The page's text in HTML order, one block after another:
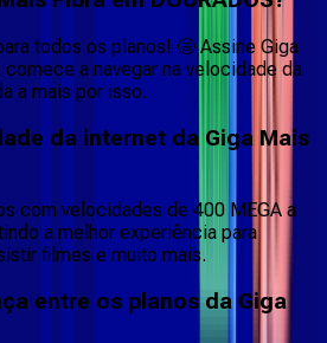
todos os planos! 🤩 Assine Giga
comece a navegar na velocidade da
a mais por isso.
da internet da Giga Mais
com velocidades de 400 MEGA a
a melhor experiência para
filmes e muito mais.
entre os planos da Giga